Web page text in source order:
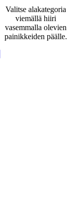
Valitse alakategoria
viemällä hiiri
vasemmalla olevien
painikkeiden päälle.